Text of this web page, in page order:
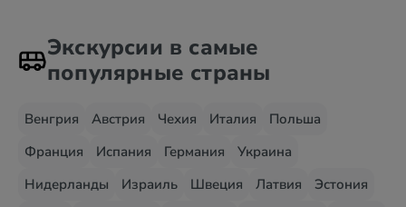
Экскурсии в самые
популярные страны
Венгрия Австрия Чехия Италия
Польша
Франция
Испания Германия
Украина
Нидерланды
Израиль Швеция Латвия
Эстония